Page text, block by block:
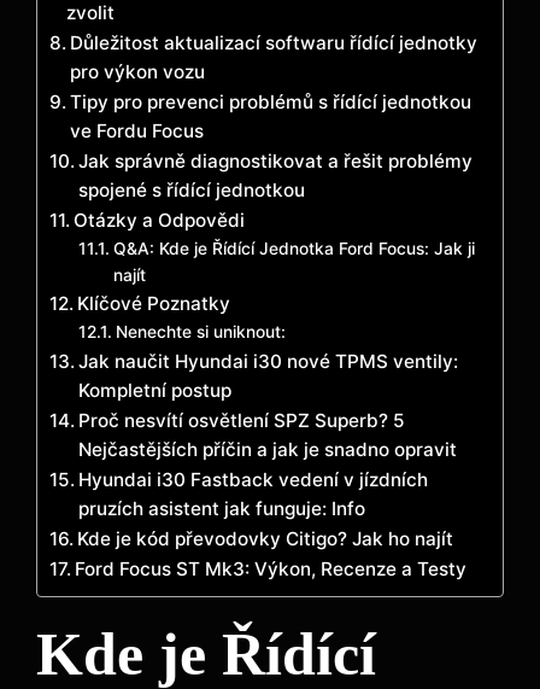
zvolit
Důležitost aktualizací softwaru řídící jednotky
pro výkon vozu
Tipy pro prevenci problémů s řídící jednotkou
ve Fordu Focus
Jak správně diagnostikovat a řešit problémy
spojené s řídící jednotkou
Otázky a Odpovědi
Q&A: Kde je Řídící Jednotka Ford Focus: Jak ji
najít
Klíčové Poznatky
Nenechte si uniknout:
Jak naučit Hyundai i30 nové TPMS ventily:
Kompletní postup
Proč nesvítí osvětlení SPZ Superb? 5
Nejčastějších příčin a jak je snadno opravit
Hyundai i30 Fastback vedení v jízdních
pruzích asistent jak funguje: Info
Kde je kód převodovky Citigo? Jak ho najít
Ford Focus ST Mk3: Výkon, Recenze a Testy
Kde je Řídící